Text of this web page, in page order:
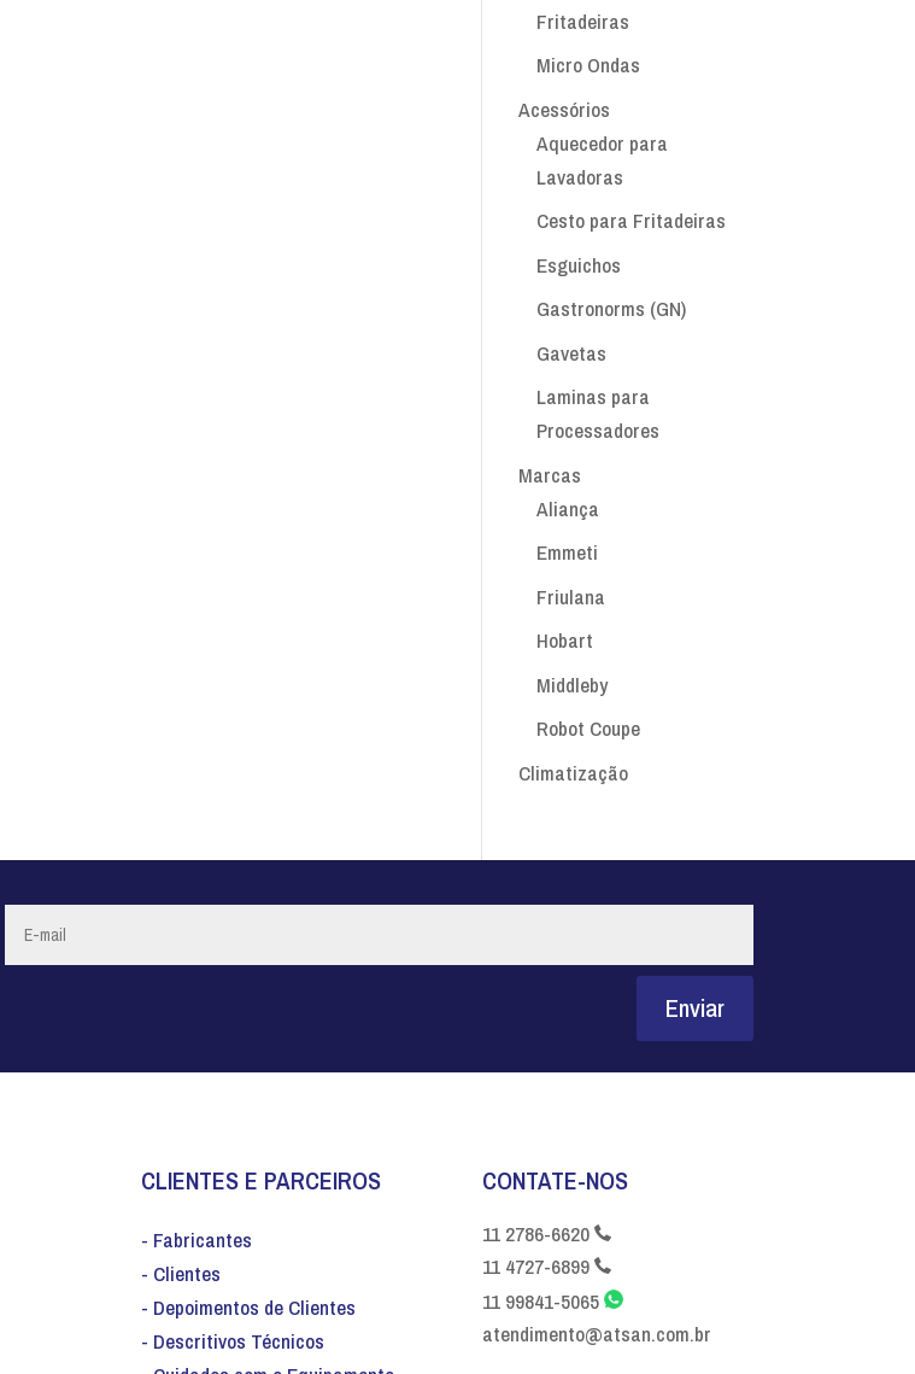
Fritadeiras
Micro Ondas
Acessórios
Aquecedor para
Lavadoras
Cesto para Fritadeiras
Esguichos
Gastronorms (GN)
Gavetas
Laminas para
Processadores
Marcas
Aliança
Emmeti
Friulana
Hobart
Middleby
Robot Coupe
Climatização
Enviar
CLIENTES E PARCEIROS
- Fabricantes
- Clientes
- Depoimentos de Clientes
- Descritivos Técnicos
CONTATE-NOS
11 2786-6620
11 4727-6899
11 99841-5065
atendimento@atsan.com.br